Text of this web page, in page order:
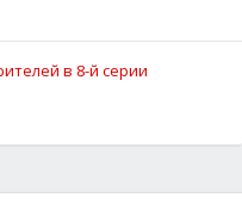
в 8-й серии